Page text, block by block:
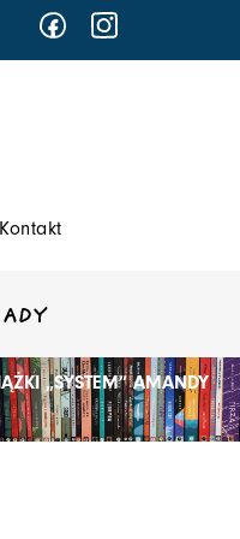
Kontakt
„SYSTEM” AMANDY